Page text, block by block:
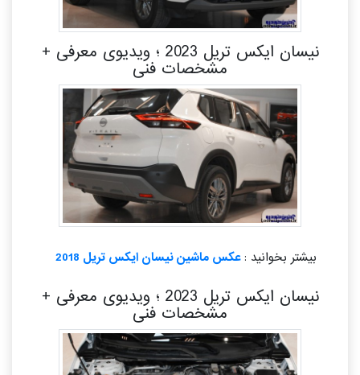
نیسان ایکس تریل 2023 ؛ ویدیوی معرفی +
مشخصات فنی
بیشتر بخوانید :عکس ماشین نیسان ایکس تریل 2018
نیسان ایکس تریل 2023 ؛ ویدیوی معرفی +
مشخصات فنی